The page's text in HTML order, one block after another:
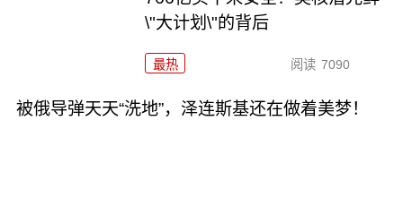
\"大计划\"的背后
最热 阅读 7090
被俄导弹天天“洗地”，泽连斯基还在做着美梦！